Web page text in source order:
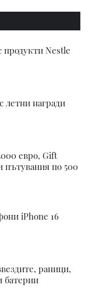
Nestle
летни награди
евро, Gift
пътувания по 500
iPhone 16
раници,
батерии